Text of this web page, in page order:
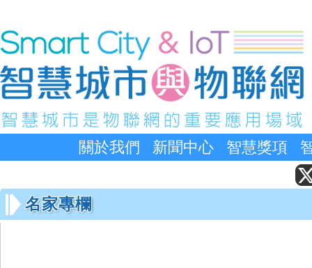
關於我們 新聞中心 智慧獎項
名家專欄